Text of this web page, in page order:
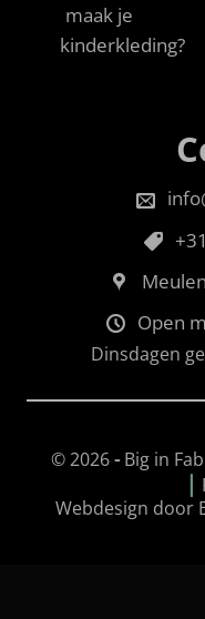
maak je
kinderkleding?
Open
Dinsdagen
© 2026-Big in
|
Webdesign door